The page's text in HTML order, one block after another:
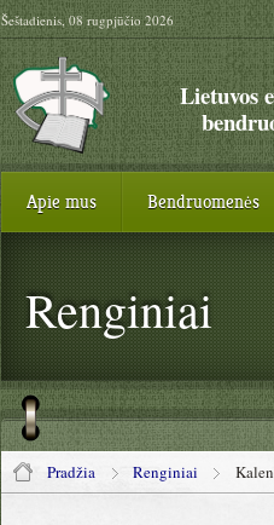
Šeštadienis, 08 rugpjūčio 2026
Lietuvos
Apie mus Bendruomenės
Renginiai
Pradžia Renginiai